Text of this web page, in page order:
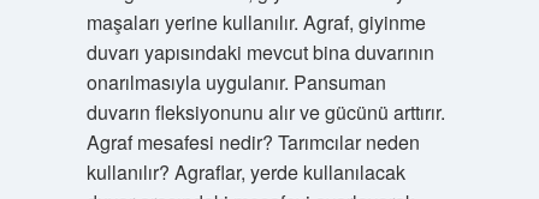
maşaları yerine kullanılır. Agraf, giyinme
duvarı yapısındaki mevcut bina duvarının
onarılmasıyla uygulanır. Pansuman
duvarın fleksiyonunu alır ve gücünü arttırır.
Agraf mesafesi nedir? Tarımcılar neden
kullanılır? Agraflar, yerde kullanılacak